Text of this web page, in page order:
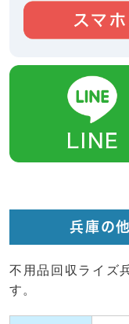
兵庫の
不用品回収ライズ
す。